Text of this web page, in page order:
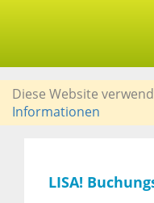
Diese Website
Informationen
LISA!